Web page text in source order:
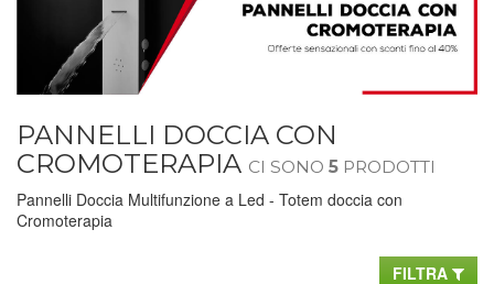
PANNELLI DOCCIA CON
CROMOTERAPIA CI SONO 5 PRODOTTI
Pannelli Doccia Multifunzione a Led - Totem doccia con
Cromoterapia
FILTRA